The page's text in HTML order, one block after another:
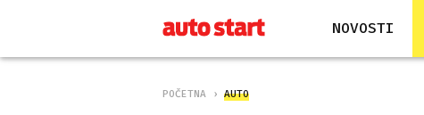
NOVOSTI
POČETNA AUTO